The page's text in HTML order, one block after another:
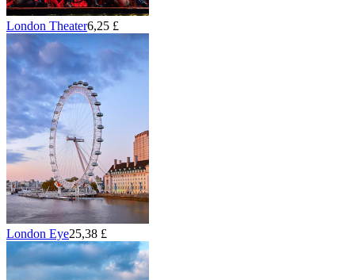
London Theater6,25 £
London Eye25,38 £